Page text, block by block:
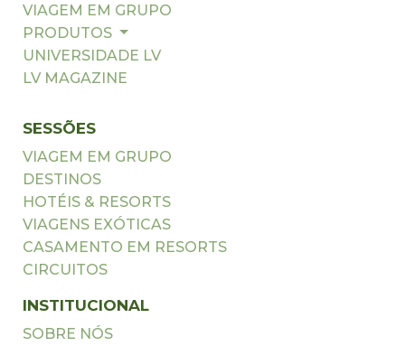
VIAGEM EM GRUPO
PRODUTOS
UNIVERSIDADE LV
LV MAGAZINE
SESSÕES
VIAGEM EM GRUPO
DESTINOS
HOTÉIS & RESORTS
VIAGENS EXÓTICAS
CASAMENTO EM RESORTS
CIRCUITOS
INSTITUCIONAL
SOBRE NÓS